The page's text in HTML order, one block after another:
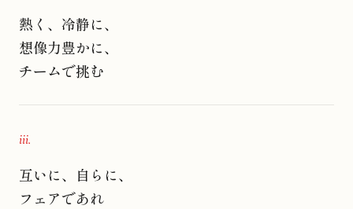
熱く、冷静に、
想像力豊かに、
チームで挑む
iii.
互いに、自らに、
フェアであれ